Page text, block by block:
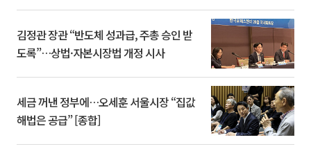
김정관 장관 “반도체 성과급, 주총 승인 받
도록”…상법·자본시장법 개정 시사
세금 꺼낸 정부에…오세훈 서울시장 “집값
해법은 공급” [종합]